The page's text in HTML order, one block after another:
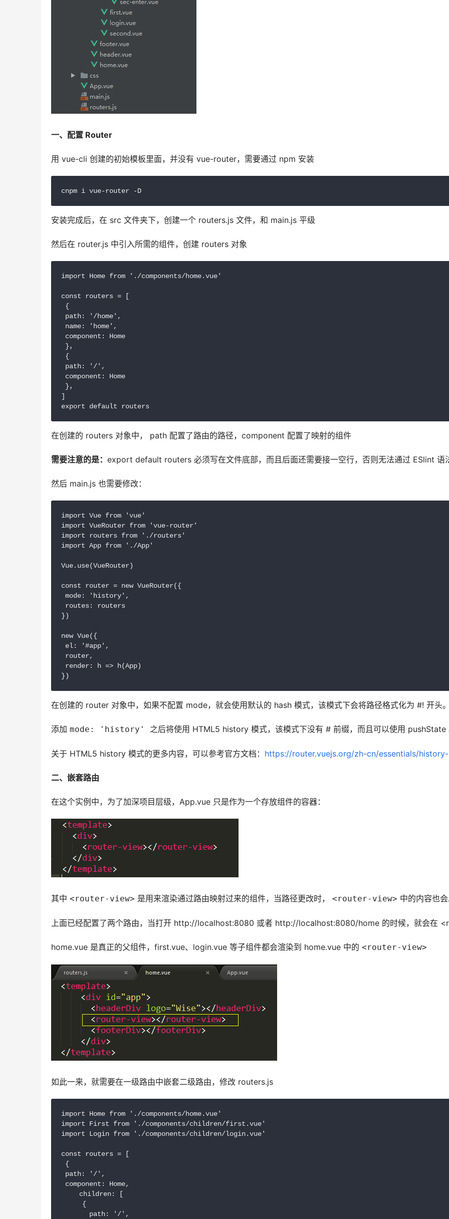
一、配置 Router
用 vue-cli 创建的初始模板里面，并没有 vue-router，需要通过 npm 安装
cnpm i vue-router -D
安装完成后，在 src 文件夹下，创建一个 routers.js 文件，和 main.js 平级
然后在 router.js 中引入所需的组件，创建 routers 对象
import Home from './components/home.vue'
const routers = [
{
path: '/home',
name: 'home',
component: Home
}，
{
path: '/',
component: Home
}，
]
export default routers
在创建的 routers 对象中， path 配置了路由的路径，component 配置了映射的组件
需要注意的是： export default routers 必须写在文件底部，而且后面还需要接一空行，否则无法通过 ESlint 语
然后 main.js 也需要修改：
import Vue from 'vue'
import VueRouter from 'vue-router'
import routers from './routers'
import App from './App'
Vue.use(VueRouter)
const router = new VueRouter({
mode: 'history',
routes: routers
})
new Vue({
el: '#app',
router,
render: h => h(App)
})
在创建的 router 对象中，如果不配置 mode，就会使用默认的 hash 模式，该模式下会将路径格式化为 #! 开头
添加 mode: 'history' 之后将使用 HTML5 history 模式，该模式下没有 # 前缀，而且可以使用
关于 HTML5 history 模式的更多内容，可以参考官方文档： https://router.vuejs.org/zh-cn/essentials/
二、嵌套路由
在这个实例中，为了加深项目层级，App.vue 只是作为一个存放组件的容器：
其中 <router-view> 是用来渲染通过路由映射过来的组件，当路径更改时， <router-view> 中的内容也
上面已经配置了两个路由，当打开 http://localhost:8080 或者 http://localhost:8080/home 的时候，就会在
home.vue 是真正的父组件，first.vue、login.vue 等子组件都会渲染到 home.vue 中的 <router-view>
如此一来，就需要在一级路由中嵌套二级路由，修改 routers.js
import Home from './components/home.vue'
import First from './components/children/first.vue'
import Login from './components/children/login.vue'
const routers = [
{
path: '/',
component: Home,
children: [
{
path: '/',